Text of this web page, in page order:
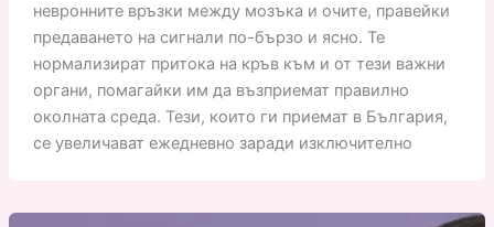
невронните връзки между мозъка и очите, правейки
предаването на сигнали по-бързо и ясно. Те
нормализират притока на кръв към и от тези важни
органи, помагайки им да възприемат правилно
околната среда. Тези, които ги приемат в България,
се увеличават ежедневно заради изключително